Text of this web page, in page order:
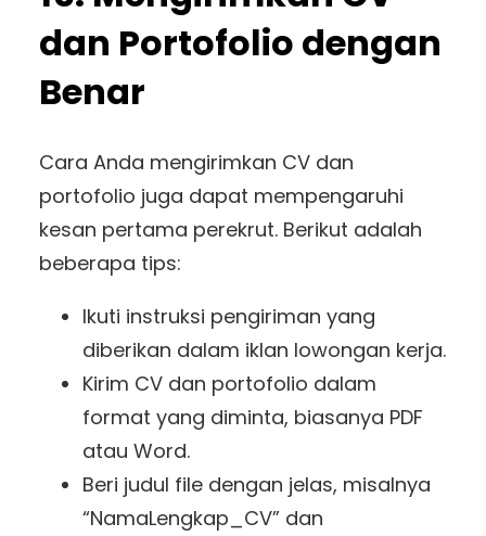
dan Portofolio dengan
Benar
Cara Anda mengirimkan CV dan
portofolio juga dapat mempengaruhi
kesan pertama perekrut. Berikut adalah
beberapa tips:
Ikuti instruksi pengiriman yang
diberikan dalam iklan lowongan kerja.
Kirim CV dan portofolio dalam
format yang diminta, biasanya PDF
atau Word.
Beri judul file dengan jelas, misalnya
“NamaLengkap_CV” dan